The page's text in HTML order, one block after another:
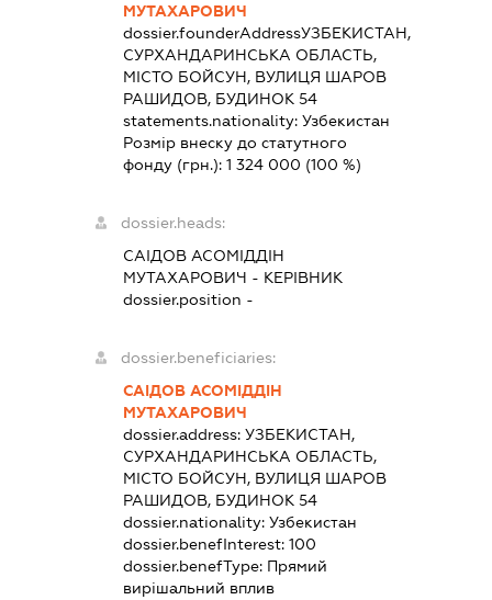
МУТАХАРОВИЧ
dossier.founderAddressУЗБЕКИСТАН,
СУРХАНДАРИНСЬКА ОБЛАСТЬ,
МІСТО БОЙСУН, ВУЛИЦЯ ШАРОВ
РАШИДОВ, БУДИНОК 54
statements.nationality: Узбекистан
Розмір внеску до статутного
фонду (грн.): 1 324 000 (100 %)
dossier.heads:
САІДОВ АСОМІДДІН
МУТАХАРОВИЧ - КЕРІВНИК
dossier.position -
dossier.beneficiaries:
САІДОВ АСОМІДДІН
МУТАХАРОВИЧ
dossier.address: УЗБЕКИСТАН,
СУРХАНДАРИНСЬКА ОБЛАСТЬ,
МІСТО БОЙСУН, ВУЛИЦЯ ШАРОВ
РАШИДОВ, БУДИНОК 54
dossier.nationality: Узбекистан
dossier.benefInterest: 100
dossier.benefType: Прямий
вирішальний вплив